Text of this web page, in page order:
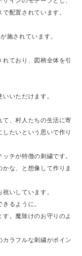
配置されています。
施されています。
ており、図柄全体を引
いただけます。
、村人たちの生活に寄
たいという思いで作り
チが特徴の刺繍です。
な、と想像して作りま
いしています。
るように。
。魔除けのお守りのよ
ラフルな刺繍がポイン